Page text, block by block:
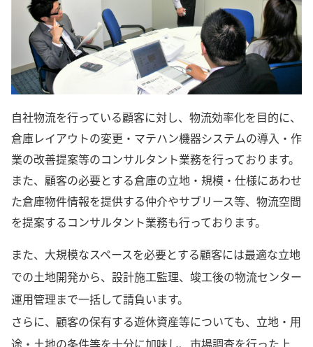
自社物流を行っている顧客に対し、物流効率化を目的に、
倉庫レイアウトの変更・マテハン機器システムの導入・作
業の改善提案等のコンサルタント業務を行っております。
また、顧客の必要とする倉庫の立地・規模・仕様にあわせ
た倉庫物件情報を提供する仲介やサブリース等、物流空間
を提案するコンサルタント業務も行っております。
また、大規模なスペースを必要とする顧客には最適な立地
での土地開発から、設計施工監理、竣工後の物流センター
運用管理まで一括して請負います。
さらに、顧客の保有する遊休資産等についても、立地・用
途・土地の条件等を十分に加味し、市場調査を行った上